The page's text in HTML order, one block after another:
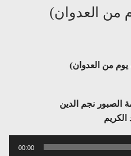
من العدوان)
من العدوان)
الصبور نجم الدين
الكريم
00:00